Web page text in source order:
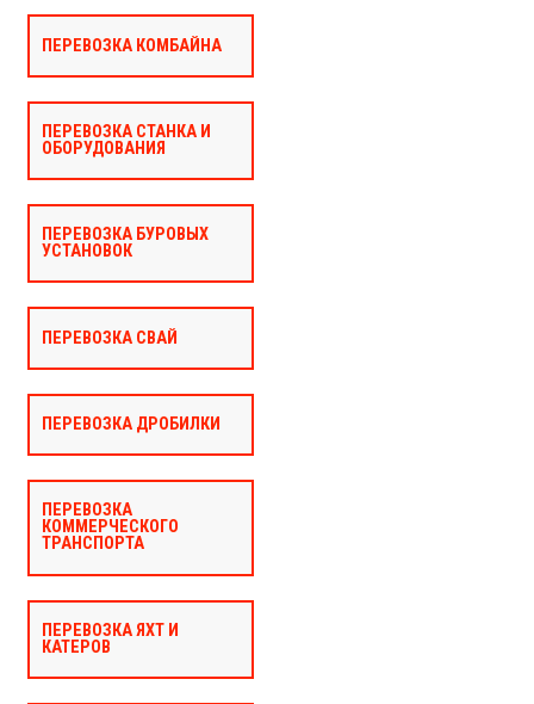
ПЕРЕВОЗКА КОМБАЙНА
ПЕРЕВОЗКА СТАНКА И
ОБОРУДОВАНИЯ
ПЕРЕВОЗКА БУРОВЫХ
УСТАНОВОК
ПЕРЕВОЗКА СВАЙ
ПЕРЕВОЗКА ДРОБИЛКИ
ПЕРЕВОЗКА
КОММЕРЧЕСКОГО
ТРАНСПОРТА
ПЕРЕВОЗКА ЯХТ И
КАТЕРОВ